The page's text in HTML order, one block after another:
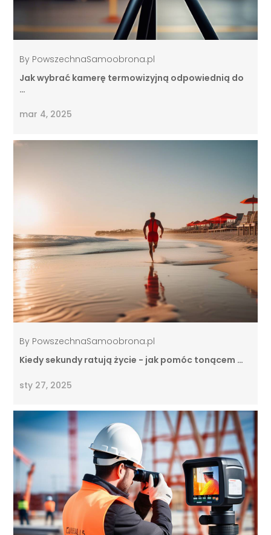
By PowszechnaSamoobrona.pl
Jak wybrać kamerę termowizyjną odpowiednią do
…
mar 4, 2025
By PowszechnaSamoobrona.pl
Kiedy sekundy ratują życie - jak pomóc tonącem …
sty 27, 2025